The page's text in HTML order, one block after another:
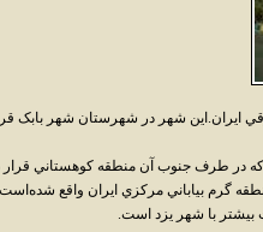
شهر در شهرستان شهر بابک
در طرف جنوب آن منطقه کوهستاني قرار
گرم بياباني مرکزي ايران واقع
بيشتر با شهر يزد است.